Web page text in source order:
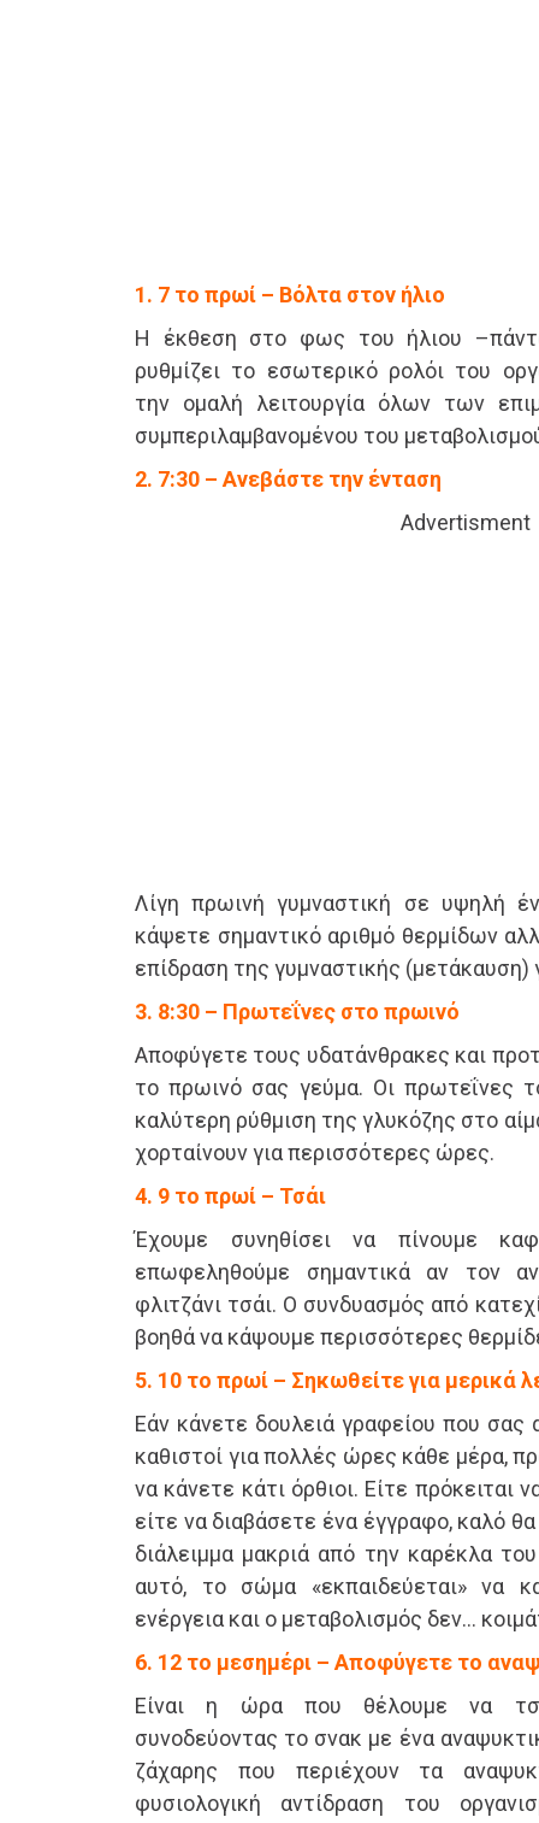
1. 7 το πρωί – Βόλτα στον ήλιο
Η έκθεση στο φως του ήλιου
ρυθμίζει το εσωτερικό ρολόι του
την ομαλή λειτουργία όλων των
συμπεριλαμβανομένου του
2. 7:30 – Ανεβάστε την ένταση
Advertisment
Λίγη πρωινή γυμναστική σε υψηλή
κάψετε σημαντικό αριθμό θερμίδων
επίδραση της γυμναστικής (μετάκαυση)
3. 8:30 – Πρωτεΐνες στο πρωινό
Αποφύγετε τους υδατάνθρακες και
το πρωινό σας γεύμα. Οι πρωτεΐνες
καλύτερη ρύθμιση της γλυκόζης στο
χορταίνουν για περισσότερες ώρες.
4. 9 το πρωί – Τσάι
Έχουμε συνηθίσει να πίνουμε
επωφεληθούμε σημαντικά αν τον
φλιτζάνι τσάι. Ο συνδυασμός από
βοηθά να κάψουμε περισσότερες
5. 10 το πρωί – Σηκωθείτε για μερικά
Εάν κάνετε δουλειά γραφείου που σας
καθιστοί για πολλές ώρες κάθε μέρα,
να κάνετε κάτι όρθιοι. Είτε
είτε να διαβάσετε ένα έγγραφο, καλό
διάλειμμα μακριά από την καρέκλα
αυτό, το σώμα «εκπαιδεύεται» να
ενέργεια και ο μεταβολισμός δεν…
6. 12 το μεσημέρι – Αποφύγετε το
Είναι η ώρα που θέλουμε να
συνοδεύοντας το σνακ με ένα
ζάχαρης που περιέχουν τα
φυσιολογική αντίδραση του